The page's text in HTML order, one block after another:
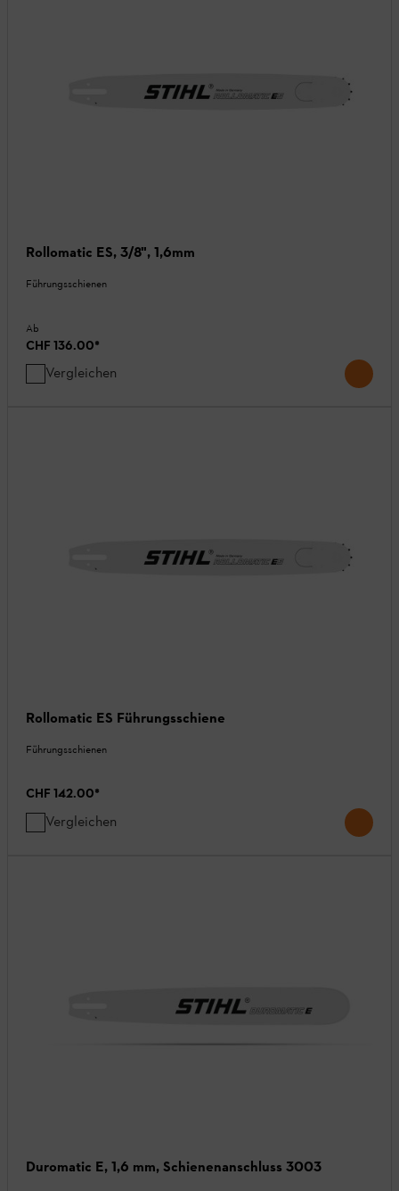
Rollomatic ES, 3/8", 1,6mm
Führungsschienen
Ab
CHF 136.00*
Vergleichen
Rollomatic ES Führungsschiene
Führungsschienen
CHF 142.00*
Vergleichen
Duromatic E, 1,6 mm, Schienenanschluss 3003